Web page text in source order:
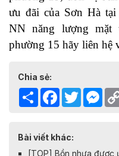
ưu đãi của Sơn Hà tại
NN năng lượng
phường 15 hãy liên hệ
Chia sẻ:
Share Facebook
Twitter
Bài viết khác:
[TOP] Bồn nhựa được